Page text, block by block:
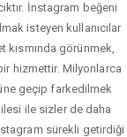
İnstagram beğeni
isteyen kullanıcılar
kısmında görünmek,
hizmettir. Milyonlarca
geçip farkedilmek
ile sizler de daha
sürekli getirdiği